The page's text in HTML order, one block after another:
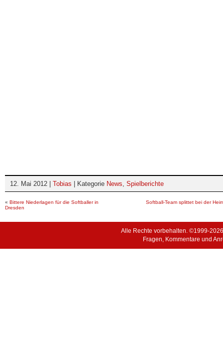
12. Mai 2012 | Tobias | Kategorie News, Spielberichte
« Bittere Niederlagen für die Softballer in
Dresden
Softball-Team splittet bei der
Alle Rechte vorbehalten. ©1999-
Fragen, Kommentare und